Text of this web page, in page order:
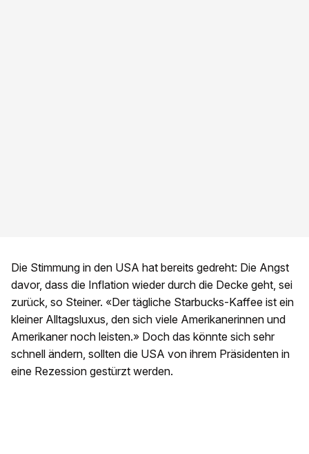
Die Stimmung in den USA hat bereits gedreht: Die Angst
davor, dass die Inflation wieder durch die Decke geht, sei
zurück, so Steiner. «Der tägliche Starbucks-Kaffee ist ein
kleiner Alltagsluxus, den sich viele Amerikanerinnen und
Amerikaner noch leisten.» Doch das könnte sich sehr
schnell ändern, sollten die USA von ihrem Präsidenten in
eine Rezession gestürzt werden.